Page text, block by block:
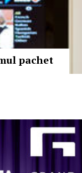
pachet